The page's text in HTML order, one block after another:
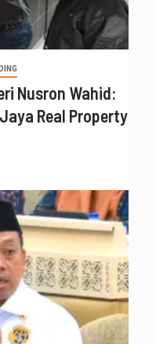
Nusron Wahid:
Real Property